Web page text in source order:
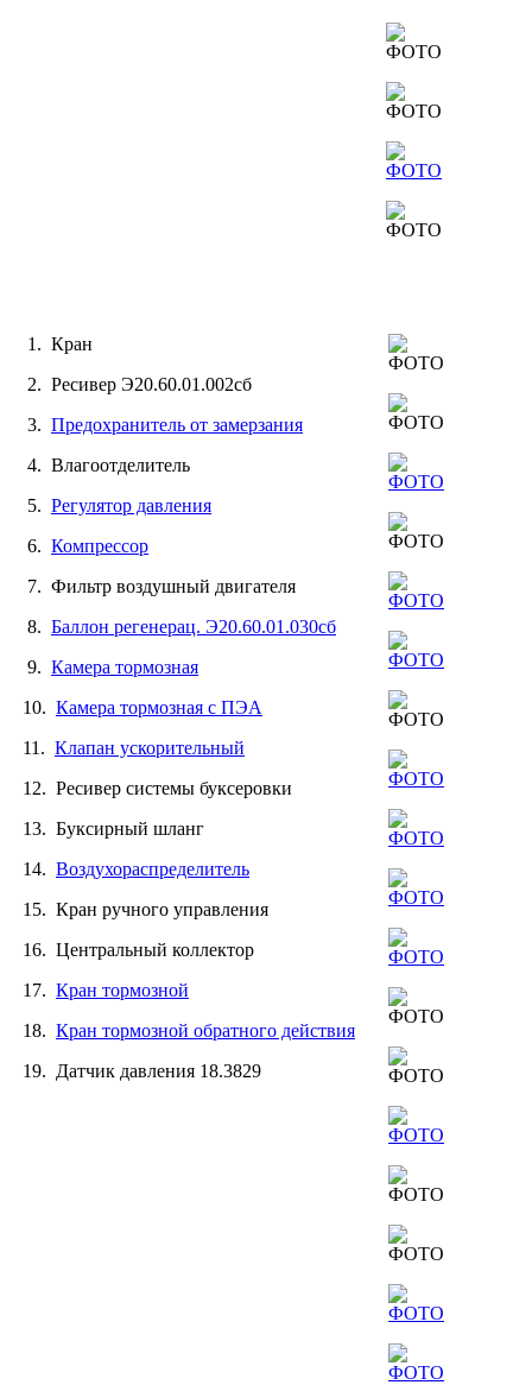
1. Кран
2. Ресивер Э20.60.01.002сб
3. Предохранитель от замерзания
4. Влагоотделитель
5. Регулятор давления
6. Компрессор
7. Фильтр воздушный двигателя
8. Баллон регенерац. Э20.60.01.030сб
9. Камера тормозная
10. Камера тормозная с ПЭА
11. Клапан ускорительный
12. Ресивер системы буксеровки
13. Буксирный шланг
14. Воздухораспределитель
15. Кран ручного управления
16. Центральный коллектор
17. Кран тормозной
18. Кран тормозной обратного действия
19. Датчик давления 18.3829